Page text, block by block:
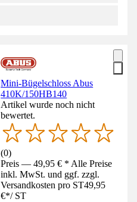
Mini-Bügelschloss Abus
410K/150HB140
Artikel wurde noch nicht
bewertet.
(0)
Preis — 49,95 € * Alle Preise
inkl. MwSt. und ggf. zzgl.
Versandkosten pro ST49,95
€*/ ST